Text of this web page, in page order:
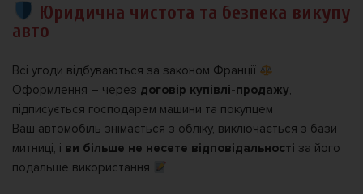
Юридична чистота та безпека викупу
авто
Всі угоди відбуваються за законом Франції
Оформлення – через договір купівлі-продажу,
підписується господарем машини та покупцем
Ваш автомобіль знімається з обліку, виключається з бази
митниці, і ви більше не несете відповідальності за його
подальше використання